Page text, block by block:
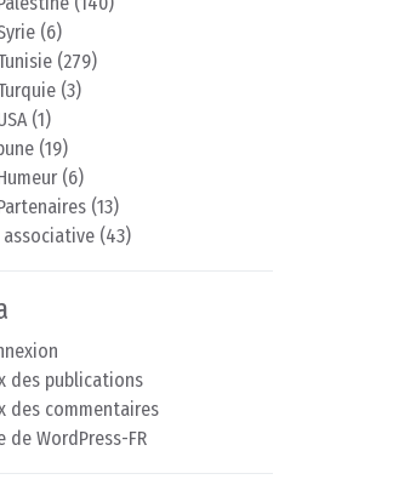
(6)
(279)
(3)
(1)
(19)
(6)
(13)
associative (43)
des publications
des commentaires
de WordPress-FR